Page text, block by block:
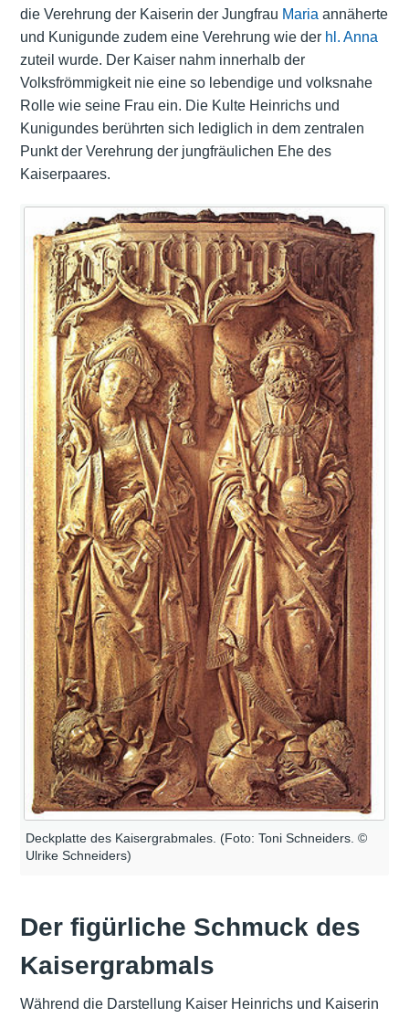
die Verehrung der Kaiserin der Jungfrau Maria annäherte
und Kunigunde zudem eine Verehrung wie der hl. Anna
zuteil wurde. Der Kaiser nahm innerhalb der
Volksfrömmigkeit nie eine so lebendige und volksnahe
Rolle wie seine Frau ein. Die Kulte Heinrichs und
Kunigundes berührten sich lediglich in dem zentralen
Punkt der Verehrung der jungfräulichen Ehe des
Kaiserpaares.
Deckplatte des Kaisergrabmales. (Foto: Toni Schneiders. ©
Ulrike Schneiders)
Der figürliche Schmuck des
Kaisergrabmals
Während die Darstellung Kaiser Heinrichs und Kaiserin